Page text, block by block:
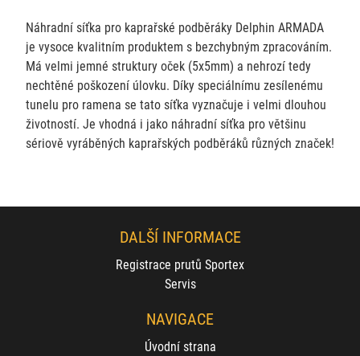
Náhradní síťka pro kaprařské podběráky Delphin ARMADA
je vysoce kvalitním produktem s bezchybným zpracováním.
Má velmi jemné struktury oček (5x5mm) a nehrozí tedy
nechtěné poškození úlovku. Díky speciálnímu zesílenému
tunelu pro ramena se tato síťka vyznačuje i velmi dlouhou
životností. Je vhodná i jako náhradní síťka pro většinu
sériově vyráběných kaprařských podběráků různých značek!
DALŠÍ INFORMACE
Registrace prutů Sportex
Servis
NAVIGACE
Úvodní strana